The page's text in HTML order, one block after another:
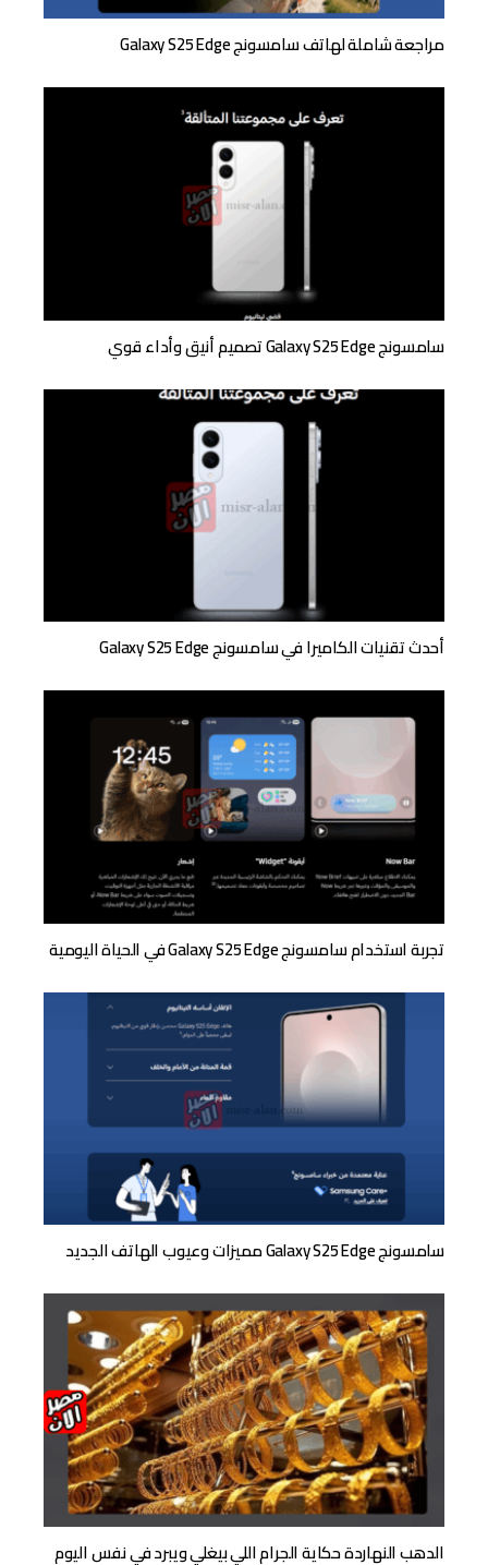
مراجعة شاملة لهاتف سامسونج Galaxy S25 Edge
سامسونج Galaxy S25 Edge تصميم أنيق وأداء قوي
أحدث تقنيات الكاميرا في سامسونج Galaxy S25 Edge
تجربة استخدام سامسونج Galaxy S25 Edge في الحياة اليومية
سامسونج Galaxy S25 Edge مميزات وعيوب الهاتف الجديد
الدهب النهاردة حكاية الجرام اللي بيغلي ويبرد في نفس اليوم